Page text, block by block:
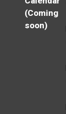
(Coming
soon)